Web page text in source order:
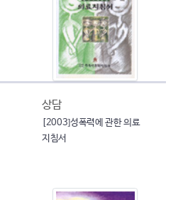
상담
[2003]성폭력에 관한 의료
지침서